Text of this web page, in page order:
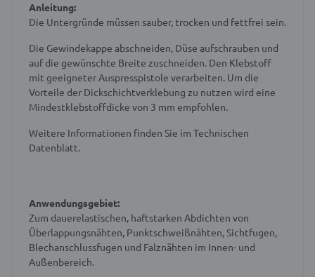
Anleitung:
Die Untergründe müssen sauber, trocken und fettfrei sein.
Die Gewindekappe abschneiden, Düse aufschrauben und
auf die gewünschte Breite zuschneiden. Den Klebstoff
mit geeigneter Auspresspistole verarbeiten. Um die
Vorteile der Dickschichtverklebung zu nutzen wird eine
Mindestklebstoffdicke von 3 mm empfohlen.
Weitere Informationen finden Sie im Technischen
Datenblatt.
Anwendungsgebiet:
Zum dauerelastischen, haftstarken Abdichten von
Überlappungsnähten, Punktschweißnähten, Sichtfugen,
Blechanschlussfugen und Falznähten im Innen- und
Außenbereich.